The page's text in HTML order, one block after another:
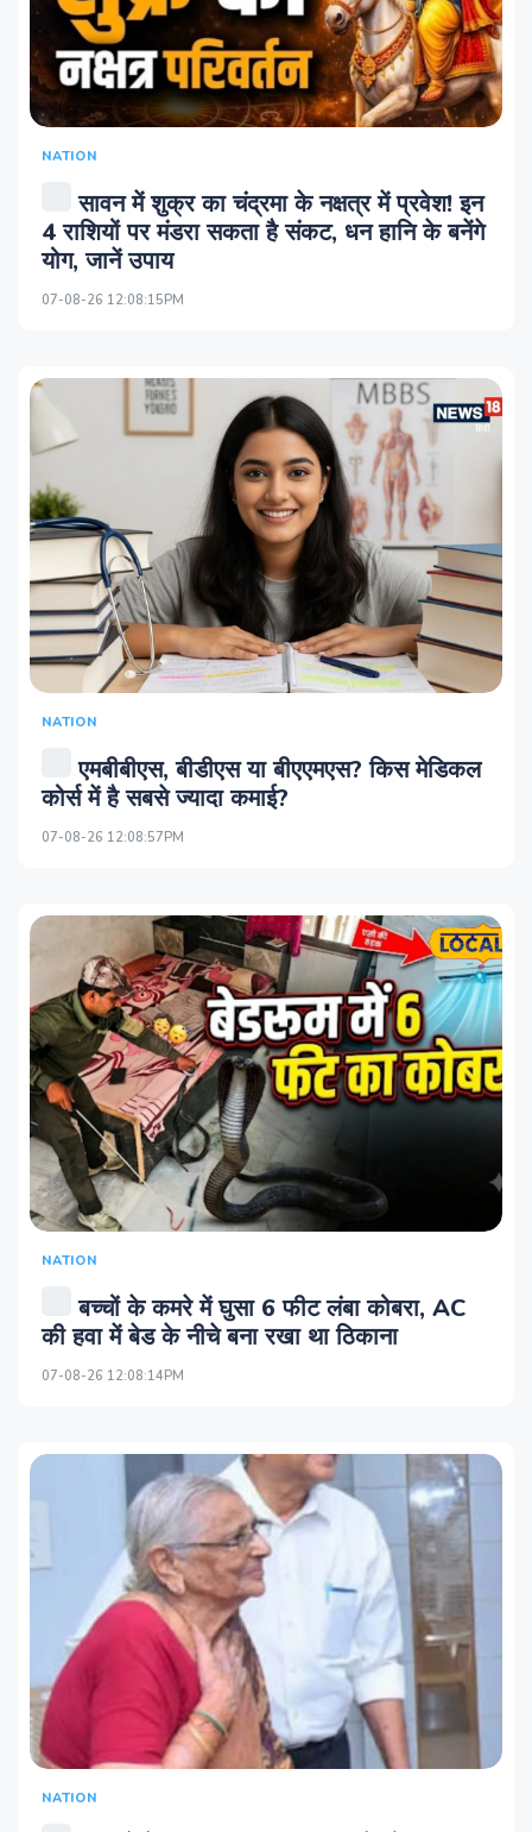
NATION
सावन में शुक्र का चंद्रमा के नक्षत्र में प्रवेश! इन
4 राशियों पर मंडरा सकता है संकट, धन हानि के बनेंगे
योग, जानें उपाय
07-08-26 12:08:15PM
NATION
एमबीबीएस, बीडीएस या बीएएमएस? किस मेडिकल
कोर्स में है सबसे ज्यादा कमाई?
07-08-26 12:08:57PM
NATION
बच्चों के कमरे में घुसा 6 फीट लंबा कोबरा, AC
की हवा में बेड के नीचे बना रखा था ठिकाना
07-08-26 12:08:14PM
NATION